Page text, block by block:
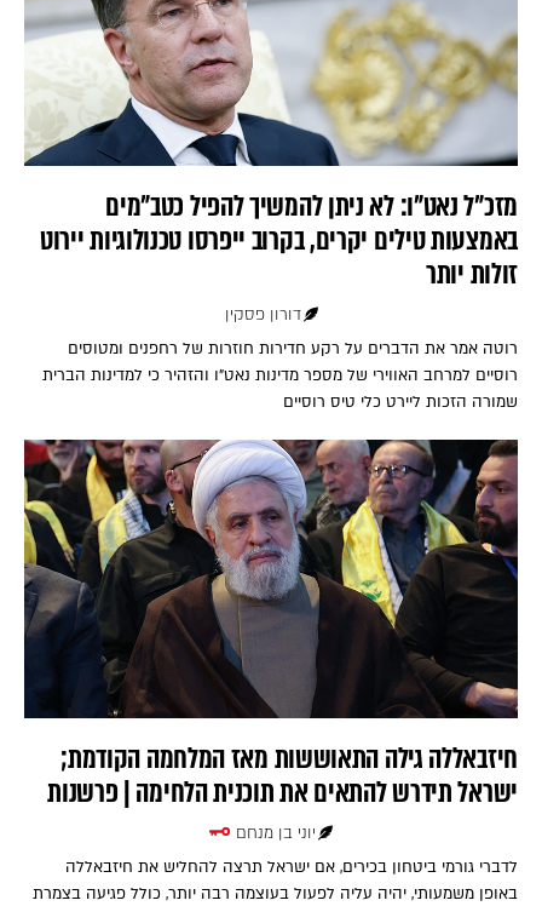
מזכ"ל נאט"ו: לא ניתן להמשיך להפיל כטב"מים
באמצעות טילים יקרים, בקרוב ייפרסו טכנולוגיות יירוט
זולות יותר
דורון פסקין
רוטה אמר את הדברים על רקע חדירות חוזרות של רחפנים ומטוסים
רוסיים למרחב האווירי של מספר מדינות נאט"ו והזהיר כי למדינות הברית
שמורה הזכות ליירט כלי טיס רוסיים
חיזבאללה גילה התאוששות מאז המלחמה הקודמת;
ישראל תידרש להתאים את תוכנית הלחימה | פרשנות
יוני בן מנחם
לדברי גורמי ביטחון בכירים, אם ישראל תרצה להחליש את חיזבאללה
באופן משמעותי, יהיה עליה לפעול בעוצמה רבה יותר, כולל פגיעה בצמרת